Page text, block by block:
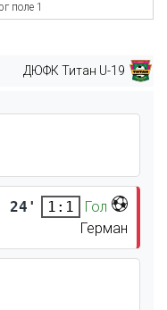
поле 1
ДЮФК Титан U-19
24' 1:1
Гол
Герман